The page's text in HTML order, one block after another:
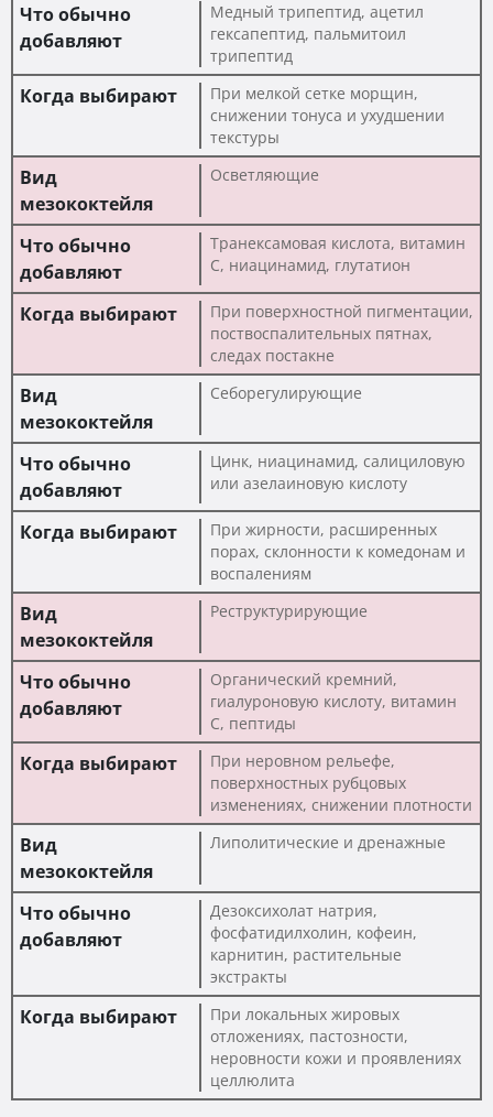
Медный трипептид, ацетил
гексапептид, пальмитоил
трипептид
При мелкой сетке морщин,
снижении тонуса и ухудшении
текстуры
Осветляющие
Транексамовая кислота, витамин
C, ниацинамид, глутатион
При поверхностной пигментации,
поствоспалительных пятнах,
следах постакне
Себорегулирующие
Цинк, ниацинамид, салициловую
или азелаиновую кислоту
При жирности, расширенных
порах, склонности к комедонам и
воспалениям
Реструктурирующие
Органический кремний,
гиалуроновую кислоту, витамин
C, пептиды
При неровном рельефе,
поверхностных рубцовых
изменениях, снижении плотности
Липолитические и дренажные
Дезоксихолат натрия,
фосфатидилхолин, кофеин,
карнитин, растительные
экстракты
При локальных жировых
отложениях, пастозности,
неровности кожи и проявлениях
целлюлита